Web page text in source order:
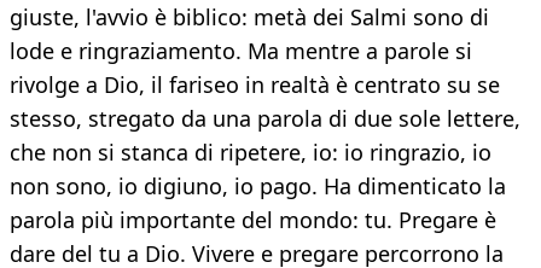
giuste, l'avvio è biblico: metà dei Salmi sono di
lode e ringraziamento. Ma mentre a parole si
rivolge a Dio, il fariseo in realtà è centrato su se
stesso, stregato da una parola di due sole lettere,
che non si stanca di ripetere, io: io ringrazio, io
non sono, io digiuno, io pago. Ha dimenticato la
parola più importante del mondo: tu. Pregare è
dare del tu a Dio. Vivere e pregare percorrono la